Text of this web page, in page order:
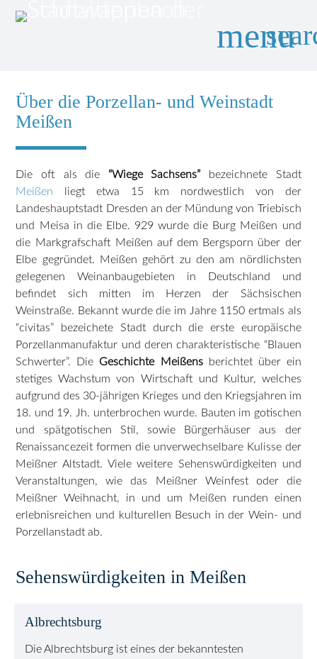
menu
Suchbegriffe SUCHEN
Über die Porzellan- und Weinstadt
Meißen
Die oft als die “Wiege Sachsens” bezeichnete Stadt
Meißen liegt etwa 15 km nordwestlich von der
Landeshauptstadt Dresden an der Mündung von Triebisch
und Meisa in die Elbe. 929 wurde die Burg Meißen und
die Markgrafschaft Meißen auf dem Bergsporn über der
Elbe gegründet. Meißen gehört zu den am nördlichsten
gelegenen Weinanbaugebieten in Deutschland und
befindet sich mitten im Herzen der Sächsischen
Weinstraße. Bekannt wurde die im Jahre 1150 ertmals als
“civitas” bezeichete Stadt durch die erste europäische
Porzellanmanufaktur und deren charakteristische “Blauen
Schwerter”. Die Geschichte Meißensberichtet über ein
stetiges Wachstum von Wirtschaft und Kultur, welches
aufgrund des 30-jährigen Krieges und den Kriegsjahren im
18. und 19. Jh. unterbrochen wurde. Bauten im gotischen
und spätgotischen Stil, sowie Bürgerhäuser aus der
Renaissancezeit formen die unverwechselbare Kulisse der
Meißner Altstadt. Viele weitere Sehenswürdigkeiten und
Veranstaltungen, wie das Meißner Weinfest oder die
Meißner Weihnacht, in und um Meißen runden einen
erlebnisreichen und kulturellen Besuch in der Wein- und
Porzellanstadt ab.
Sehenswürdigkeiten in Meißen
Albrechtsburg
Die Albrechtsburg ist eines der bekanntesten